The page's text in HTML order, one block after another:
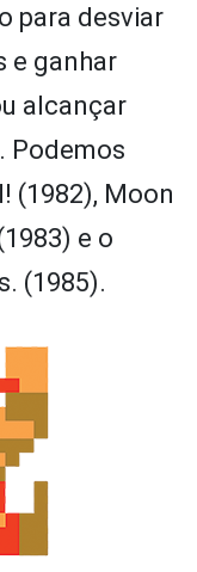
para desviar
e ganhar
alcançar
Podemos
(1982), Moon
e o
(1985).